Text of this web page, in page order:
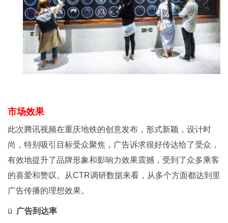
市场效果
此次腾讯视频在重庆地铁的创意发布，形式新颖，设计时
尚，特别吸引目标受众聚焦，广告诉求很好传达给了受众，
有效地提升了品牌形象和影响力效果震撼，受到了众多乘客
的喜爱和赞叹。从CTR调研数据来看，从多个方面都达到里
广告传播的理想效果。
ü 广告到达率